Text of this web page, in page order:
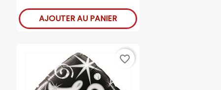
AJOUTER AU PANIER
favorite_border